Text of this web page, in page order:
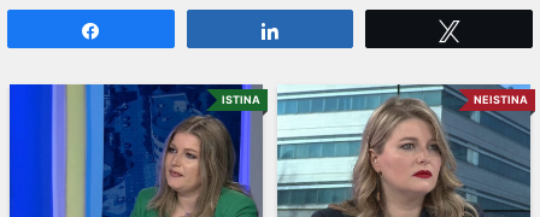
ISTINA NEISTINA